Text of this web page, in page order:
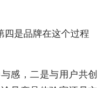
四是品牌在这个过程
感，二是与用户共创